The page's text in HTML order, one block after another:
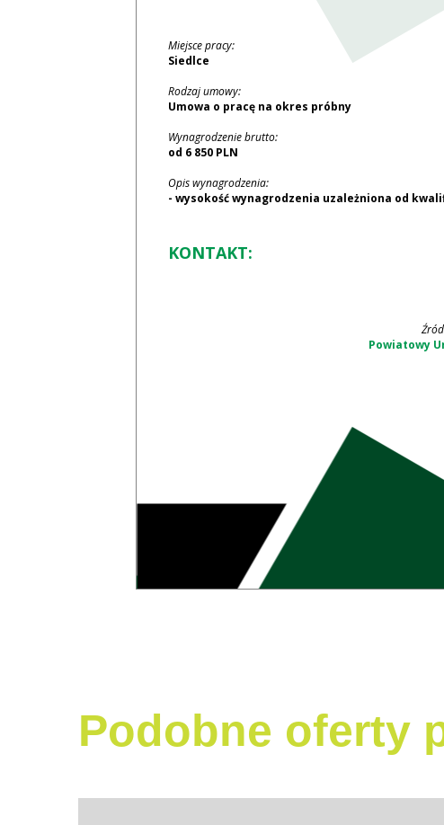
Miejsce pracy:
Siedlce
Rodzaj umowy:
Umowa o pracę na okres próbny
Wynagrodzenie brutto:
od 6 850 PLN
Opis wynagrodzenia:
- wysokość wynagrodzenia uzależniona od
KONTAKT:
Powiatowy
Podobne oferty